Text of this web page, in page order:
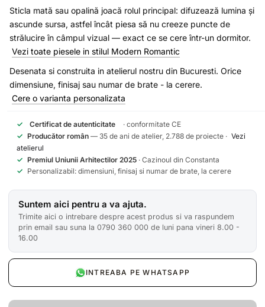
Sticla mată sau opalină joacă rolul principal: difuzează lumina și
ascunde sursa, astfel încât piesa să nu creeze puncte de
strălucire în câmpul vizual — exact ce se cere într-un dormitor.
Vezi toate piesele in stilul Modern Romantic
Desenata si construita in atelierul nostru din Bucuresti. Orice
dimensiune, finisaj sau numar de brate - la cerere.
Cere o varianta personalizata
✓ Certificat de autenticitate
· conformitate CE
✓ Producător român — 35 de ani de atelier, 2.788 de proiecte · Vezi
atelierul
✓ Premiul Uniunii Arhitectilor 2025 · Cazinoul din Constanta
✓ Personalizabil: dimensiuni, finisaj si numar de brate, la cerere
Suntem aici pentru a va ajuta.
Trimite aici o intrebare despre acest produs si va raspundem
prin email sau suna la 0790 360 000 de luni pana vineri 8.00 -
16.00
INTREABA PE WHATSAPP